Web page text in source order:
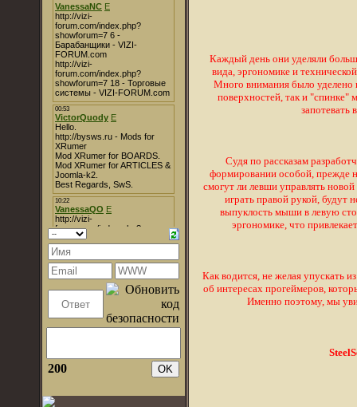
200
Каждый день они уделяли
вида, эргономике и
Много внимания было уделено
поверхностей, так и "спинке"
запотевать
Судя по рассказам
формировании особой, прежде
смогут ли левши управлять
играть правой рукой, будут
выпуклость мыши в левую
эргономике, что
Как водится, не желая упускать
об интересах прогеймеров,
Именно поэтому, мы